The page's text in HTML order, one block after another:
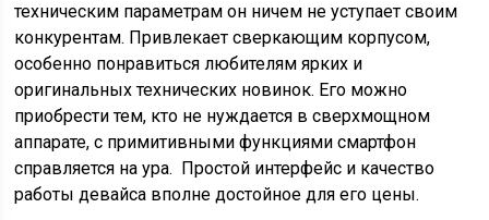
техническим параметрам он ничем не уступает своим
конкурентам. Привлекает сверкающим корпусом,
особенно понравиться любителям ярких и
оригинальных технических новинок. Его можно
приобрести тем, кто не нуждается в сверхмощном
аппарате, с примитивными функциями смартфон
справляется на ура. Простой интерфейс и качество
работы девайса вполне достойное для его цены.